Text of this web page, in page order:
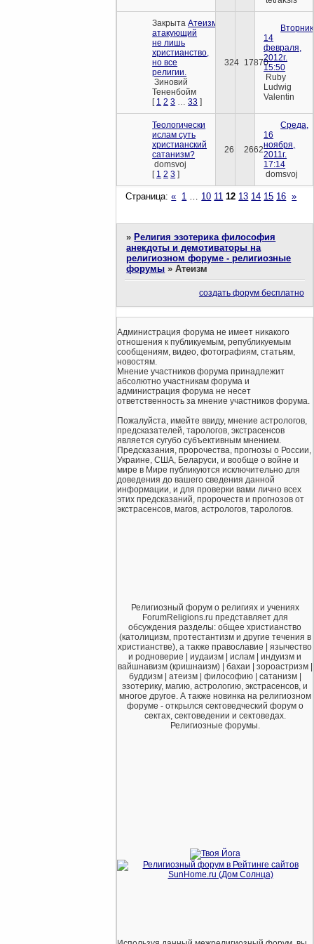
ЗакрытаАтеизм,
атакующий
не лишь
христианство,
но все
религии.
Зиновий
Тененбойм
[ 1 2 3 33 ]
324 17870
14
февраля,
2012г.
15:50
Ruby
Ludwig
Valentin
Теологически
ислам суть
христианский
сатанизм?
domsvoj
[ 1 2 3 ]
26 2662
Среда,
16
ноября,
2011г.
17:14
domsvoj
Страница:« 1 … 10 11 12 13 14 15 16 »
»Религия эзотерика философия
анекдоты и демотиваторы на
религиозном форуме - религиозные
форумы »Атеизм
создать форум бесплатно
Администрация форума не имеет никакого
отношения к публикуемым, републикуемым
сообщениям, видео, фотографиям, статьям,
новостям.
Мнение участников форума принадлежит
абсолютно участникам форума и
администрация форума не несет
ответственность за мнение участников форума.
Пожалуйста, имейте ввиду, мнение астрологов,
предсказателей, тарологов, экстрасенсов
является сугубо субъективным мнением.
Предсказания, пророчества, прогнозы о России,
Украине, США, Беларуси, и вообще о войне и
мире в Мире публикуются исключительно для
доведения до вашего сведения данной
информации, и для проверки вами лично всех
этих предсказаний, пророчеств и прогнозов от
экстрасенсов, магов, астрологов, тарологов.
Религиозный форум о религиях и учениях
ForumReligions.ru представляет для
обсуждения разделы: общее христианство
(католицизм, протестантизм и другие течения в
христианстве), а также православие | язычество
и родноверие | иудаизм | ислам | индуизм и
вайшнавизм (кришнаизм) | бахаи | зороастризм |
буддизм | атеизм | философию | сатанизм |
эзотерику, магию, астрологию, экстрасенсов, и
многое другое. А также новинка на религиозном
форуме - открылся сектоведческий форум о
сектах, сектоведении и сектоведах.
Религиозные форумы.